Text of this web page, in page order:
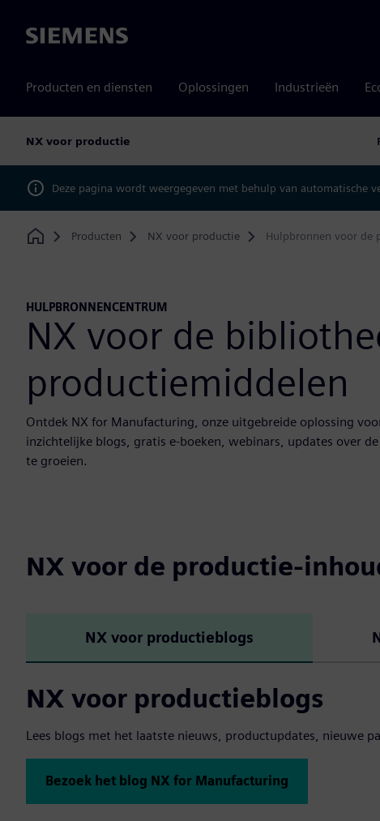
Siemens
Producten en diensten Oplossingen Industrieën
NX voor productie
Deze pagina wordt weergegeven met behulp van automatische
Home
Producten NX voor productie Hulpbronnen voor de
HULPBRONNENCENTRUM
NX voor de
productiemiddelen
Ontdek NX for Manufacturing, onze uitgebreide oplossing
inzichtelijke blogs, gratis e-boeken, webinars, updates over
te groeien.
NX voor de productie-
NX voor productieblogs
NX voor productieblogs
Lees blogs met het laatste nieuws, productupdates, nieuwe
Bezoek het blog NX for Manufacturing